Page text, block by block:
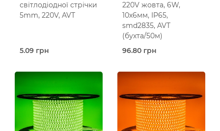
світлодіодної стрічки
5mm, 220V, AVT
5.09 грн
стрічки
220V жовта, 6W,
10х6мм, IP65,
smd2835, AVT
(бухта/50м)
96.80 грн
днів)
Світлодіодна стрічка
AVT
Жовте
світло
6 Вт